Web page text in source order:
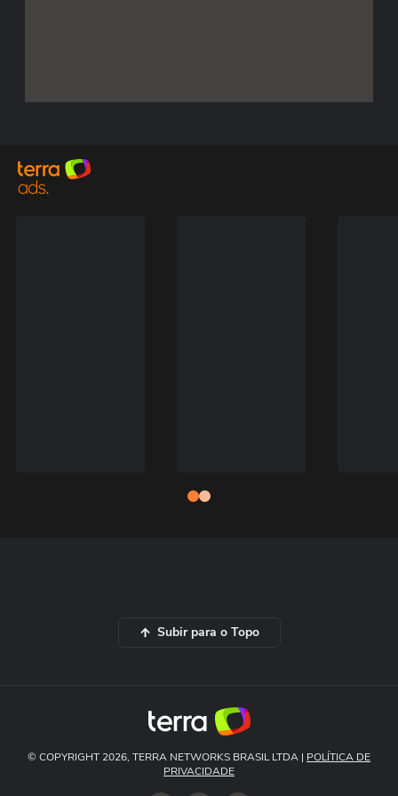
Subir para o Topo
© COPYRIGHT 2026, TERRA NETWORKS BRASIL LTDA | POLÍTICA DE
PRIVACIDADE